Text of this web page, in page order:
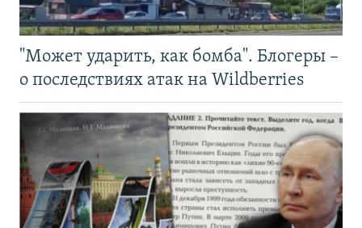
"Может ударить, как бомба". Блогеры –
о последствиях атак на Wildberries